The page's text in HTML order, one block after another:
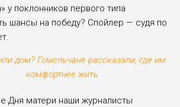
у поклонников первого типа
шансы на победу? Спойлер — судя по
дом? Гомельчане рассказали, где им
комфортнее жить
Дня матери наши журналисты